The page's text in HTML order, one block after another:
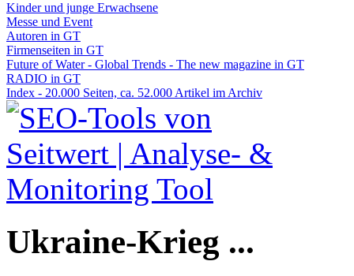
Kinder und junge Erwachsene
Messe und Event
Autoren in GT
Firmenseiten in GT
Future of Water - Global Trends - The new magazine in GT
RADIO in GT
Index - 20.000 Seiten, ca. 52.000 Artikel im Archiv
Ukraine-Krieg ...